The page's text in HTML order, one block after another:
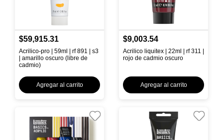
$59,915.31
Acrilico-pro | 59ml | rf 891 | s3
| amarillo oscuro (libre de
cadmio)
Agregar al carrito
$9,003.54
Acrilico liquitex | 22ml | rf 311 |
rojo de cadmio oscuro
Agregar al carrito